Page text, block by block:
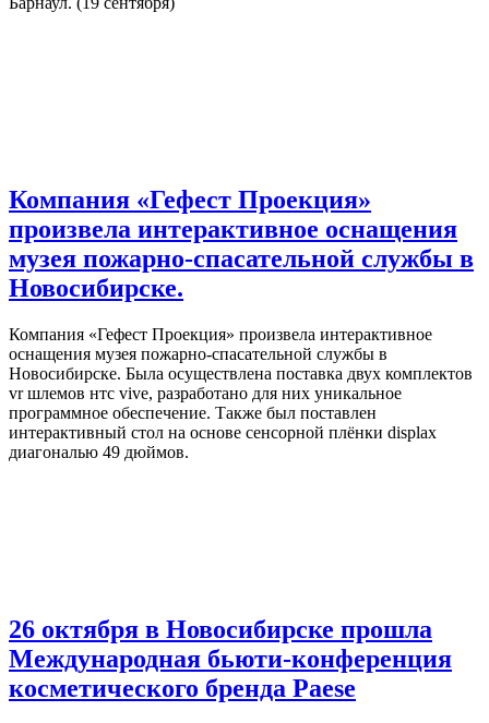
Компания «Гефест Проекция»
произвела интерактивное оснащения
музея пожарно-спасательной службы в
Новосибирске.
Компания «Гефест Проекция» произвела интерактивное
оснащения музея пожарно-спасательной службы в
Новосибирске. Была осуществлена поставка двух комплектов
vr шлемов нтс vive, разработано для них уникальное
программное обеспечение. Также был поставлен
интерактивный стол на основе сенсорной плёнки displax
диагональю 49 дюймов.
26 октября в Новосибирске прошла
Международная бьюти-конференция
косметического бренда Paese